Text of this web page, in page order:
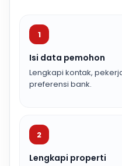
1
Isi data pemohon
Lengkapi kontak,
preferensi bank.
2
Lengkapi properti